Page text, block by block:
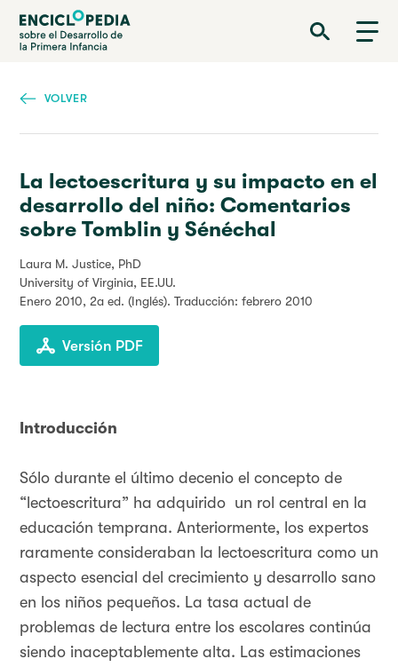
Pasar
contenido
Enciclopedia sobre el Desarrollo de la Primera Infancia
VOLVER
La lectoescritura y su impacto en el
desarrollo del niño: Comentarios
sobre Tomblin y Sénéchal
Laura M. Justice, PhD
University of Virginia, EE.UU.
Enero 2010, 2a ed. (Inglés). Traducción: febrero 2010
Versión PDF
Introducción
Sólo durante el último decenio el concepto de
“lectoescritura” ha adquirido un rol central en la
educación temprana. Anteriormente, los expertos
raramente consideraban la lectoescritura como un
aspecto esencial del crecimiento y desarrollo sano
en los niños pequeños. La tasa actual de
problemas de lectura entre los escolares continúa
siendo inaceptablemente alta. Las estimaciones